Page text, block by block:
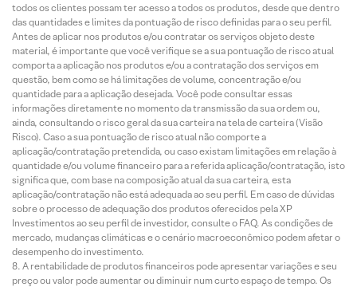
todos os clientes possam ter acesso a todos os produtos, desde que dentro
das quantidades e limites da pontuação de risco definidas para o seu perfil.
Antes de aplicar nos produtos e/ou contratar os serviços objeto deste
material, é importante que você verifique se a sua pontuação de risco atual
comporta a aplicação nos produtos e/ou a contratação dos serviços em
questão, bem como se há limitações de volume, concentração e/ou
quantidade para a aplicação desejada. Você pode consultar essas
informações diretamente no momento da transmissão da sua ordem ou,
ainda, consultando o risco geral da sua carteira na tela de carteira (Visão
Risco). Caso a sua pontuação de risco atual não comporte a
aplicação/contratação pretendida, ou caso existam limitações em relação à
quantidade e/ou volume financeiro para a referida aplicação/contratação, isto
significa que, com base na composição atual da sua carteira, esta
aplicação/contratação não está adequada ao seu perfil. Em caso de dúvidas
sobre o processo de adequação dos produtos oferecidos pela XP
Investimentos ao seu perfil de investidor, consulte o FAQ. As condições de
mercado, mudanças climáticas e o cenário macroeconômico podem afetar o
desempenho do investimento.
A rentabilidade de produtos financeiros pode apresentar variações e seu
preço ou valor pode aumentar ou diminuir num curto espaço de tempo. Os